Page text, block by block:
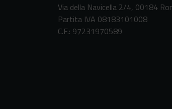
Via della Navicella 2/4, 00184
Partita IVA 08183101008
C.F.: 97231970589